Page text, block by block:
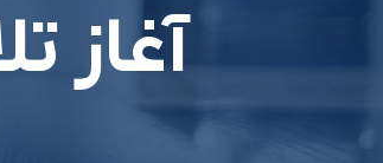
آغاز